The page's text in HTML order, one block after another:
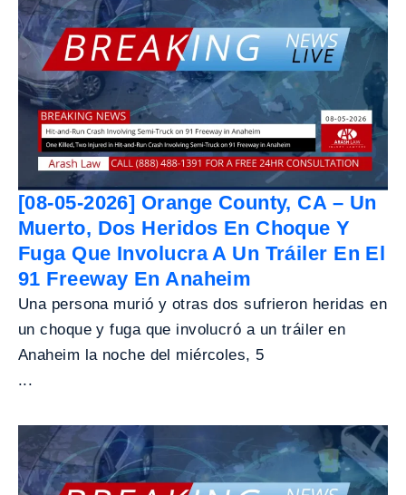
[08-05-2026] Orange County, CA – Un
Muerto, Dos Heridos En Choque Y
Fuga Que Involucra A Un Tráiler En El
91 Freeway En Anaheim
Una persona murió y otras dos sufrieron heridas en
un choque y fuga que involucró a un tráiler en
Anaheim la noche del miércoles, 5
...